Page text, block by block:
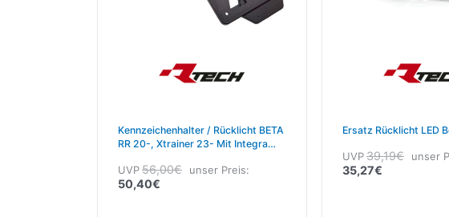
Kennzeichenhalter / Rücklicht BETA
RR 20-, Xtrainer 23- Mit Integra
UVP56,00€ unser Preis:
50,40€
Ersatz Rücklicht LED
UVP39,19€ unser
35,27€